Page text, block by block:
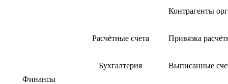
Контрагенты
Финансы
Расчётные счета Привязка
Бухгалтерия Выписанные